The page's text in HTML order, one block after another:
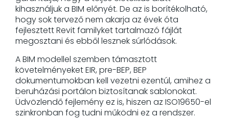
kihasználjuk a BIM előnyét. De az is borítékolható,
hogy sok tervező nem akarja az évek óta
fejlesztett Revit familyket tartalmazó fájlát
megosztani és ebből lesznek súrlódások.
A BIM modellel szemben támasztott
követelményeket EIR, pre-BEP, BEP
dokumentumokban kell vezetni ezentúl, amihez a
beruházási portálon biztosítanak sablonokat.
Üdvözlendő fejlemény ez is, hiszen az ISO19650-el
szinkronban fog tudni működni ez a rendszer.